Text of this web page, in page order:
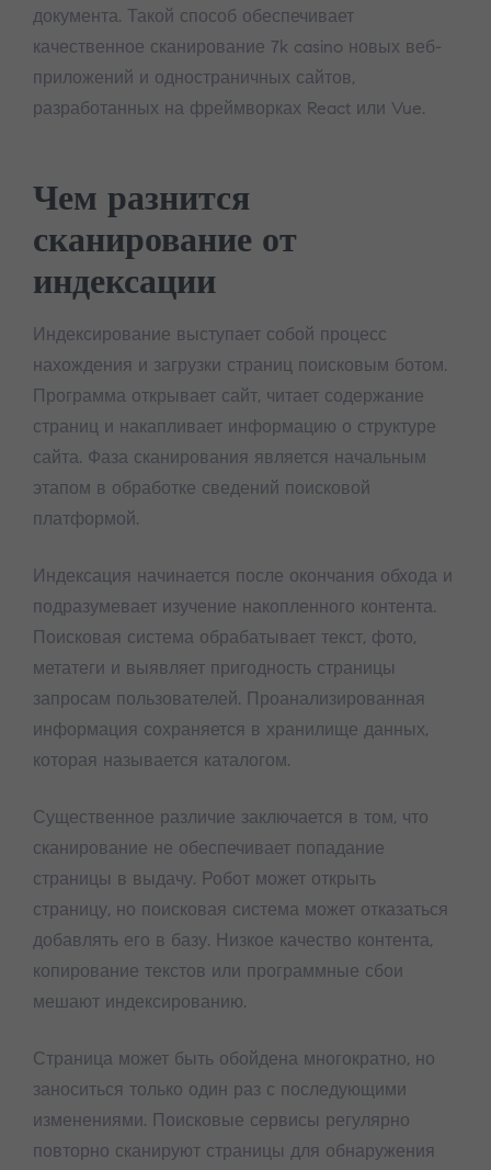
документа. Такой способ обеспечивает
качественное сканирование 7k casino новых веб-
приложений и одностраничных сайтов,
разработанных на фреймворках React или Vue.
Чем разнится
сканирование от
индексации
Индексирование выступает собой процесс
нахождения и загрузки страниц поисковым ботом.
Программа открывает сайт, читает содержание
страниц и накапливает информацию о структуре
сайта. Фаза сканирования является начальным
этапом в обработке сведений поисковой
платформой.
Индексация начинается после окончания обхода и
подразумевает изучение накопленного контента.
Поисковая система обрабатывает текст, фото,
метатеги и выявляет пригодность страницы
запросам пользователей. Проанализированная
информация сохраняется в хранилище данных,
которая называется каталогом.
Существенное различие заключается в том, что
сканирование не обеспечивает попадание
страницы в выдачу. Робот может открыть
страницу, но поисковая система может отказаться
добавлять его в базу. Низкое качество контента,
копирование текстов или программные сбои
мешают индексированию.
Страница может быть обойдена многократно, но
заноситься только один раз с последующими
изменениями. Поисковые сервисы регулярно
повторно сканируют страницы для обнаружения